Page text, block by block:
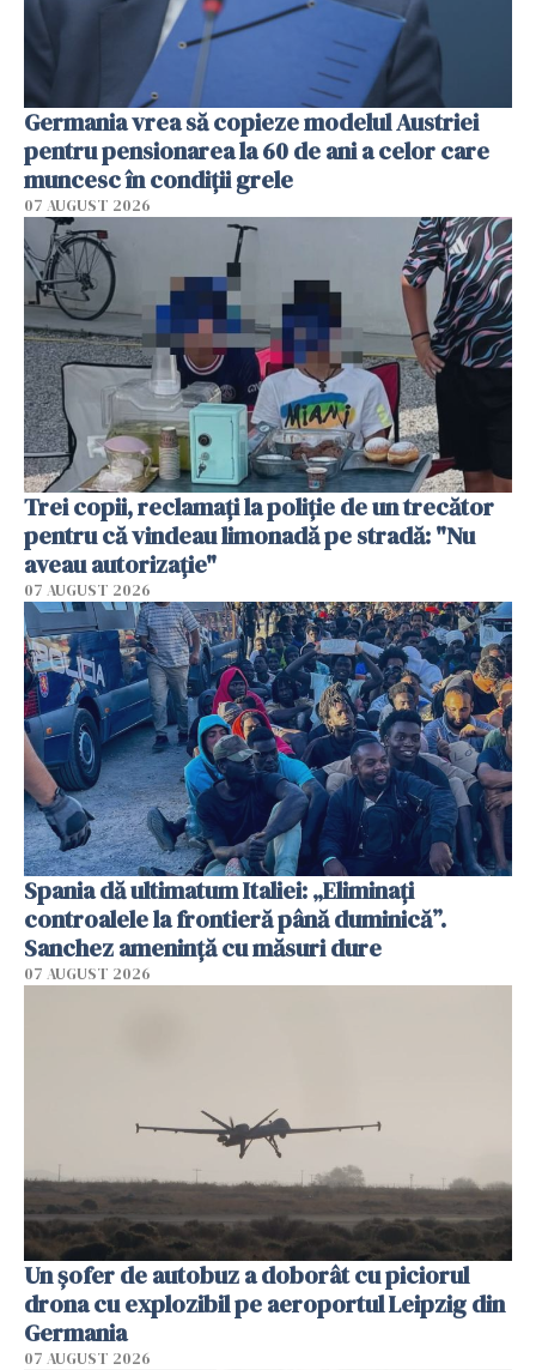
Germania vrea să copieze modelul Austriei
pentru pensionarea la 60 de ani a celor care
muncesc în condiții grele
07 AUGUST 2026
Trei copii, reclamați la poliție de un trecător
pentru că vindeau limonadă pe stradă: "Nu
aveau autorizație"
07 AUGUST 2026
Spania dă ultimatum Italiei: „Eliminați
controalele la frontieră până duminică”.
Sanchez amenință cu măsuri dure
07 AUGUST 2026
Un șofer de autobuz a doborât cu piciorul
drona cu explozibil pe aeroportul Leipzig din
Germania
07 AUGUST 2026